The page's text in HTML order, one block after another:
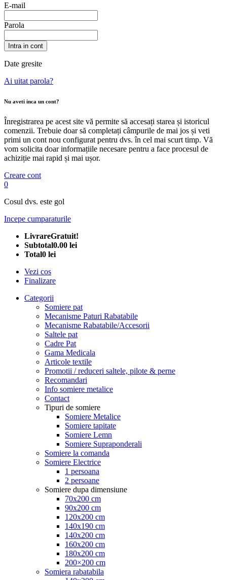
E-mail
Parola
Intra in cont
Date gresite
Ai uitat parola?
Nu aveti inca un cont?
Înregistrarea pe acest site vă permite să accesați starea și istoricul
comenzii. Trebuie doar să completați câmpurile de mai jos și veti
primi un cont nou configurat pentru dvs. în cel mai scurt timp. Vă
vom solicita doar informațiile necesare pentru a face procesul de
achiziție mai rapid și mai ușor.
Creare cont
0
Cosul dvs. este gol
Incepe cumparaturile
LivrareGratuit!
Subtotal0.00 lei
Total0 lei
Vezi cos
Finalizare
Categorii
Somiere pat
Mecanisme Paturi Rabatabile
Mecanisme Rabatabile/Accesorii
Saltele pat
Cadre Pat
Gama Medicala
Articole textile
Promotii / reduceri saltele, pilote & perne
Recomandari
Info somiere metalice
Contact
Tipuri de somiere
Somiere Metalice
Somiere tapitate
Somiere Lemn
Somiere Supraponderali
Somiere la comanda
Somiere Electrice
1 persoana
2 persoane
Somiere dupa dimensiune
70x200 cm
90x200 cm
120x200 cm
140x190 cm
140x200 cm
160x200 cm
180x200 cm
200×200 cm
Somiera rabatabila